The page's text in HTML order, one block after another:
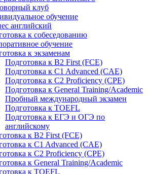
клуб
обучение
английский
к собеседованию
обучение
к экзаменам
Подготовка к B2 First (FCE)
Подготовка к C1 Advanced (CAE)
Подготовка к C2 Proficiency (CPE)
Подготовка к General Training/Academic
Пробный международный экзамен
Подготовка к TOEFL
Подготовка к ЕГЭ и ОГЭ по
английскому
к B2 First (FCE)
к C1 Advanced (CAE)
к C2 Proficiency (CPE)
к General Training/Academic
к TOEFL